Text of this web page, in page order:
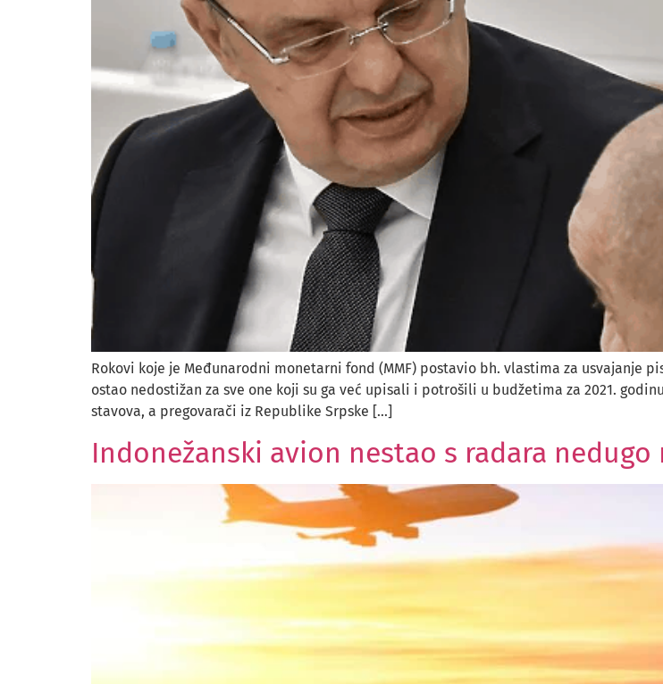
Rokovi koje je Međunarodni monetarni fond (MMF) postavio bh. vlastima za usvajanje
ostao nedostižan za sve one koji su ga već upisali i potrošili u budžetima za 2021.
stavova, a pregovarači iz Republike Srpske […]
Indonežanski avion nestao s radara